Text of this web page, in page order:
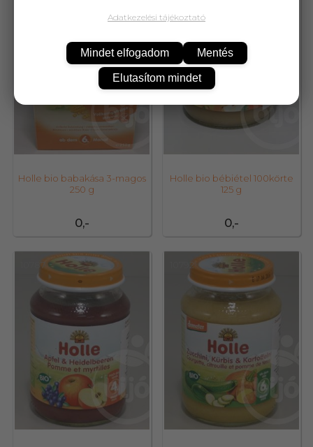
0,-
Holle bio babakása 3-magos
250 g
0,-
Holle bio bébiétel 100körte
125 g
10787 10792
Adatkezelési tájékoztató
Mindet elfogadom Mentés
Elutasítom mindet